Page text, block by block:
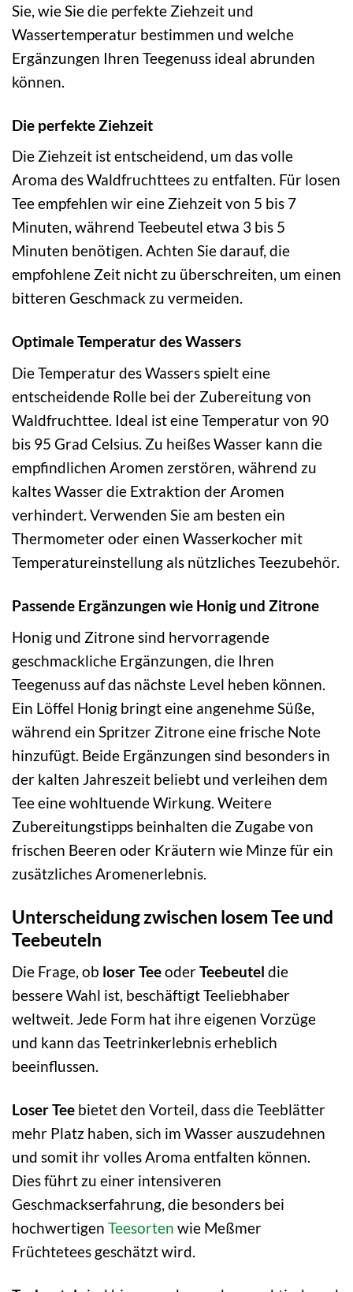
Sie, wie Sie die perfekte Ziehzeit und
Wassertemperatur bestimmen und welche
Ergänzungen Ihren Teegenuss ideal abrunden
können.
Die perfekte Ziehzeit
Die Ziehzeit ist entscheidend, um das volle
Aroma des Waldfruchttees zu entfalten. Für losen
Tee empfehlen wir eine Ziehzeit von 5 bis 7
Minuten, während Teebeutel etwa 3 bis 5
Minuten benötigen. Achten Sie darauf, die
empfohlene Zeit nicht zu überschreiten, um einen
bitteren Geschmack zu vermeiden.
Optimale Temperatur des Wassers
Die Temperatur des Wassers spielt eine
entscheidende Rolle bei der Zubereitung von
Waldfruchttee. Ideal ist eine Temperatur von 90
bis 95 Grad Celsius. Zu heißes Wasser kann die
empfindlichen Aromen zerstören, während zu
kaltes Wasser die Extraktion der Aromen
verhindert. Verwenden Sie am besten ein
Thermometer oder einen Wasserkocher mit
Temperatureinstellung als nützliches Teezubehör.
Passende Ergänzungen wie Honig und Zitrone
Honig und Zitrone sind hervorragende
geschmackliche Ergänzungen, die Ihren
Teegenuss auf das nächste Level heben können.
Ein Löffel Honig bringt eine angenehme Süße,
während ein Spritzer Zitrone eine frische Note
hinzufügt. Beide Ergänzungen sind besonders in
der kalten Jahreszeit beliebt und verleihen dem
Tee eine wohltuende Wirkung. Weitere
Zubereitungstipps beinhalten die Zugabe von
frischen Beeren oder Kräutern wie Minze für ein
zusätzliches Aromenerlebnis.
Unterscheidung zwischen losem Tee und
Teebeuteln
Die Frage, ob loser TeeoderTeebeutel die
bessere Wahl ist, beschäftigt Teeliebhaber
weltweit. Jede Form hat ihre eigenen Vorzüge
und kann das Teetrinkerlebnis erheblich
beeinflussen.
Loser Tee bietet den Vorteil, dass die Teeblätter
mehr Platz haben, sich im Wasser auszudehnen
und somit ihr volles Aroma entfalten können.
Dies führt zu einer intensiveren
Geschmackserfahrung, die besonders bei
hochwertigen Teesorten wie Meßmer
Früchtetees geschätzt wird.